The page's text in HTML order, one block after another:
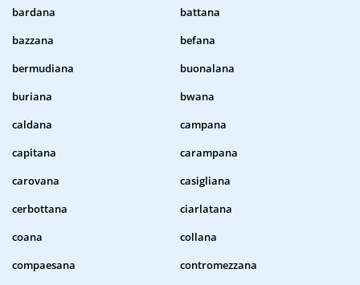
bardana
battana
bazzana
befana
bermudiana
buonalana
buriana
bwana
caldana
campana
capitana
carampana
carovana
casigliana
cerbottana
ciarlatana
coana
collana
compaesana
contromezzana